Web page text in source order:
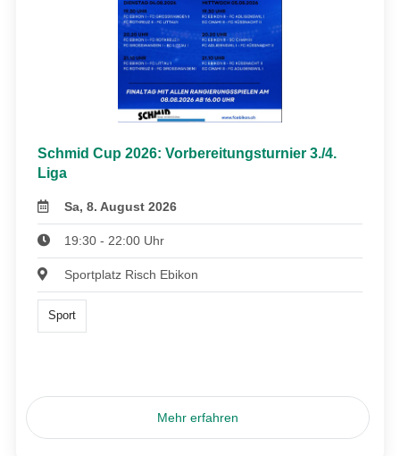
Schmid Cup 2026: Vorbereitungsturnier 3./4.
Liga
Sa, 8. August 2026
19:30 - 22:00 Uhr
Sportplatz Risch Ebikon
Sport
Mehr erfahren